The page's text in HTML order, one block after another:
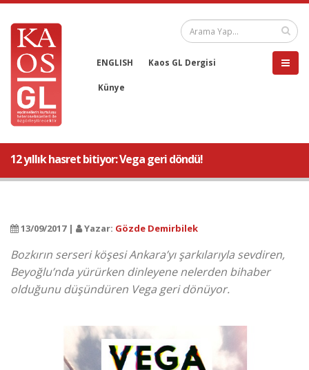
ENGLISH Kaos GL Dergisi
Künye
12 yıllık hasret bitiyor: Vega geri döndü!
13/09/2017 | Yazar: Gözde Demirbilek
Bozkırın serseri köşesi Ankara’yı şarkılarıyla sevdiren,
Beyoğlu’nda yürürken dinleyene nelerden bihaber
olduğunu düşündüren Vega geri dönüyor.